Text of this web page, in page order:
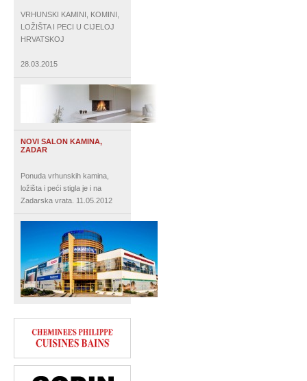
VRHUNSKI KAMINI, KOMINI,
LOŽIŠTA I PECI U CIJELOJ
HRVATSKOJ
28.03.2015
NOVI SALON KAMINA,
ZADAR
Ponuda vrhunskih kamina,
ložišta i peći stigla je i na
Zadarska vrata. 11.05.2012